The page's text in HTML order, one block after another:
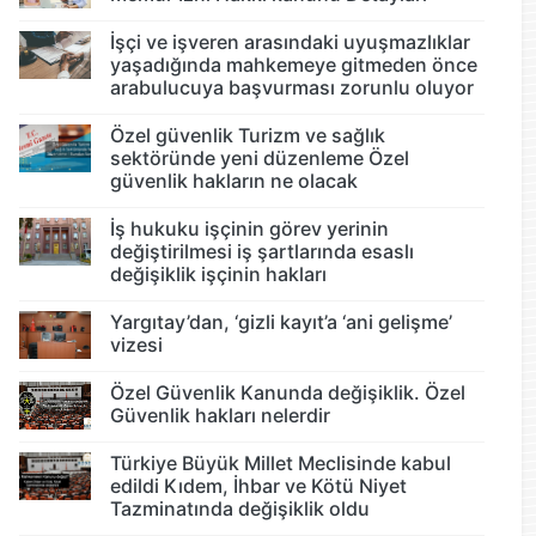
İşçi ve işveren arasındaki uyuşmazlıklar
yaşadığında mahkemeye gitmeden önce
arabulucuya başvurması zorunlu oluyor
Özel güvenlik Turizm ve sağlık
sektöründe yeni düzenleme Özel
güvenlik hakların ne olacak
İş hukuku işçinin görev yerinin
değiştirilmesi iş şartlarında esaslı
değişiklik işçinin hakları
Yargıtay’dan, ‘gizli kayıt’a ‘ani gelişme’
vizesi
Özel Güvenlik Kanunda değişiklik. Özel
Güvenlik hakları nelerdir
Türkiye Büyük Millet Meclisinde kabul
edildi Kıdem, İhbar ve Kötü Niyet
Tazminatında değişiklik oldu